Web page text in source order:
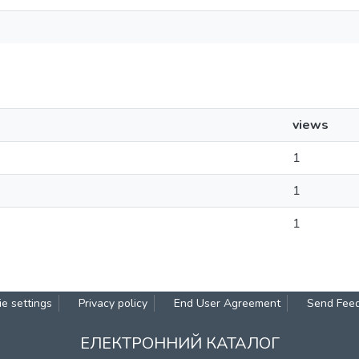
views
1
1
1
settings Privacy policy End User Agreement Send
ЕЛЕКТРОННИЙ КАТАЛОГ